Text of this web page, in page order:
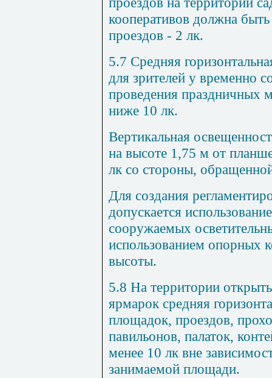
кооперативов должна
проездов - 2 лк.
5.7 Средняя
для зрителей у временно
проведения праздничных
ниже 10 лк.
Вертикальная
на высоте 1,75 м от
лк со стороны,
Для создания
допускается
сооружаемых
использованием опорных
высоты.
5.8 На территории
ярмарок средняя
площадок, проездов,
павильонов, палаток,
менее 10 лк вне
занимаемой площади.